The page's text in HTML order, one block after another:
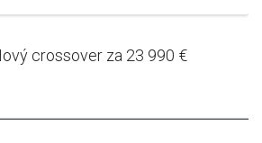
crossover za 23 990 €